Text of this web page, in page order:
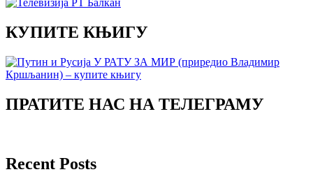
КУПИТЕ КЊИГУ
ПРАТИТЕ НАС НА ТЕЛЕГРАМУ
Recent Posts